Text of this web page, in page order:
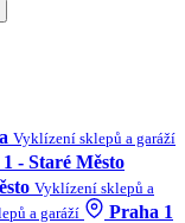
Vyklízení sklepů a garáží
- Staré Město
Vyklízení sklepů a
a garáží
Praha 1